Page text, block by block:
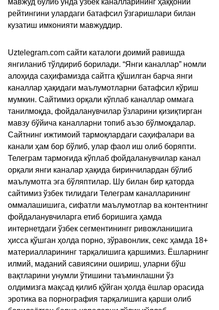
рейтингини улардаги батафсил ўзгаришлари билан
кузатиш имконияти мавжуддир.
Uztelegram.com сайти каталоги доимий равишда
янгиланиб тўлдириб борилади. “Янги каналлар” номли
алоҳида саҳифамизда сайтга қўшилган барча янги
каналлар ҳақидаги маълумотларни батафсил кўриш
мумкин. Сайтимиз орқали кўплаб каналлар оммага
танилмоқда, фойдаланувчилар ўзларини қизиқтирган
мавзу бўйича каналларни топиб аъзо бўлмоқдалар.
Сайтнинг ижтимоий тармоқлардаги саҳифалари ва
канали ҳам бор бўлиб, улар фаол иш олиб боряпти.
Телеграм тармоғида кўплаб фойдаланувчилар канал
орқали янги каналар ҳақида биринчилардан бўлиб
маълумотга эга бўляптилар. Шу билан бир қаторда
сайтимиз ўзбек тилидаги Телеграм каналларининг
оммалашишига, сифатли маълумотлар ва контентнинг
фойдаланувчиларга етиб боришига ҳамда
интернетдаги ўзбек сегментинингг ривожланишига
ҳисса қўшган ҳолда порно, зўравонлик, секс ҳамда 18+
материалларининг тарқалишига қаршимиз. Ёшларнинг
илмий, маданий савиясини ошириш, уларни бўш
вақтларини унумли ўтишини таъминлашни ўз
олдимизга мақсад қилиб қўйган ҳолда ёшлар орасида
эротика ва порнография тарқалишига қарши олиб